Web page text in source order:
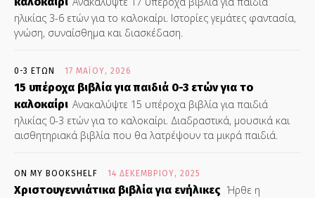
ηλικίας 3-6 ετών για το καλοκαίρι. Ιστορίες γεμάτες φαντασία,
γνώση, συναίσθημα και διασκέδαση.
0-3 ΕΤΏΝ 17 ΜΑΪ́ΟΥ, 2026
15 υπέροχα βιβλία για παιδιά 0-3 ετών για το
καλοκαίρι Ανακαλύψτε 15 υπέροχα βιβλία για παιδιά
ηλικίας 0-3 ετών για το καλοκαίρι. Διαδραστικά, μουσικά και
αισθητηριακά βιβλία που θα λατρέψουν τα μικρά παιδιά.
ON MY BOOKSHELF 14 ΔΕΚΕΜΒΡΊΟΥ, 2025
Χριστουγεννιάτικα βιβλία για ενήλικες Ήρθε η